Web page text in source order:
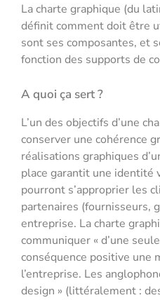
La charte graphique (du
définit comment doit être
sont ses composantes, et
fonction des supports de
A quoi ça sert ?
L’un des objectifs d’une
conserver une cohérence
réalisations graphiques
place garantit une identité
pourront s’approprier les
partenaires (fournisseurs,
entreprise. La charte
communiquer « d’une
conséquence positive une
l’entreprise. Les
design » (littéralement :